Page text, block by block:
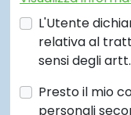
L'Utente
relativa al
sensi degli artt.
Presto il mio
personali